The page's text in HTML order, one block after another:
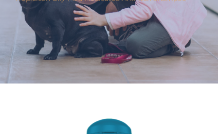
Varumärken
Hand i Tass